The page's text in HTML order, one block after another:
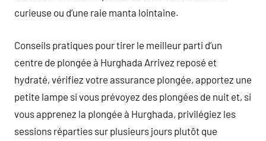
curieuse ou d’une raie manta lointaine.
Conseils pratiques pour tirer le meilleur parti d’un
centre de plongée à Hurghada Arrivez reposé et
hydraté, vérifiez votre assurance plongée, apportez une
petite lampe si vous prévoyez des plongées de nuit et, si
vous apprenez la plongée à Hurghada, privilégiez les
sessions réparties sur plusieurs jours plutôt que